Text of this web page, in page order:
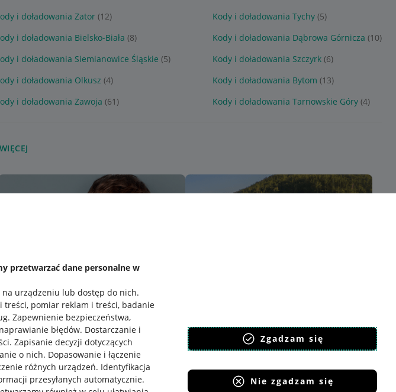
przetwarzać dane personalne w
urządzeniu lub dostęp do nich.
treści, pomiar reklam i treści, badanie
. Zapewnienie bezpieczeństwa,
błędów. Dostarczanie i
. Zapisanie decyzji dotyczących
o nich. Dopasowanie i łączenie
różnych urządzeń. Identyfikacja
przesyłanych automatycznie.
Zgadzam się
Nie zgadzam się
i doładowania Zator (12) Kody i doładowania Tychy (5)
i doładowania Bielsko-Biała (8) Kody i doładowania Dąbrowa Górnicza (10)
i doładowania Siemianowice Śląskie (5) Kody i doładowania Szczyrk (6)
i doładowania Olkusz (4) Kody i doładowania Bytom (13)
i doładowania Zawoja (61) Kody i doładowania Tarnowskie Góry (4)
aplikację